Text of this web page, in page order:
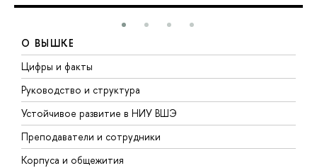
О ВЫШКЕ
Цифры и факты
Руководство и структура
Устойчивое развитие в НИУ ВШЭ
Преподаватели и сотрудники
Корпуса и общежития